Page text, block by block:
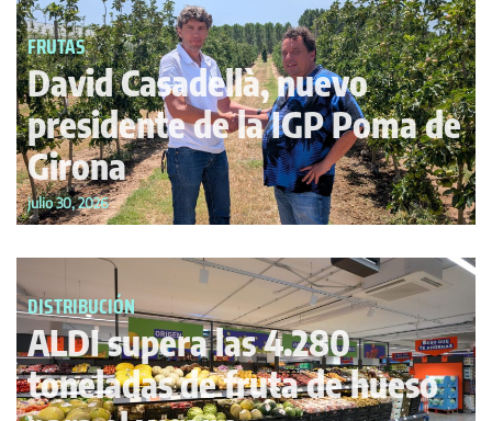
FRUTAS
David Casadellà, nuevo
presidente de la IGP Poma de
Girona
julio 30, 2026
DISTRIBUCIÓN
ALDI supera las 4.280
toneladas de fruta de hueso